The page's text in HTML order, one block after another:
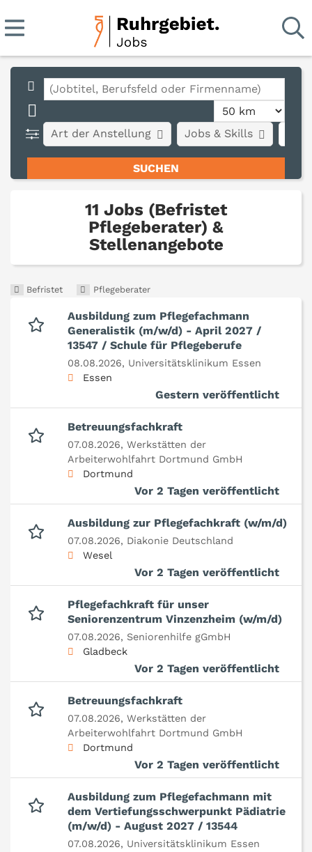
Art der Anstellung Jobs & Skills
11 Jobs (Befristet
Pflegeberater) &
Stellenangebote
Befristet Pflegeberater
Ausbildung zum Pflegefachmann
Generalistik (m/w/d) - April 2027 /
13547 / Schule für Pflegeberufe
08.08.2026, Universitätsklinikum Essen
Essen
Gestern veröffentlicht
Betreuungsfachkraft
07.08.2026, Werkstätten der
Arbeiterwohlfahrt Dortmund GmbH
Dortmund
Vor 2 Tagen veröffentlicht
Ausbildung zur Pflegefachkraft (w/m/d)
07.08.2026, Diakonie Deutschland
Wesel
Vor 2 Tagen veröffentlicht
Pflegefachkraft für unser
Seniorenzentrum Vinzenzheim (w/m/d)
07.08.2026, Seniorenhilfe gGmbH
Gladbeck
Vor 2 Tagen veröffentlicht
Betreuungsfachkraft
07.08.2026, Werkstätten der
Arbeiterwohlfahrt Dortmund GmbH
Dortmund
Vor 2 Tagen veröffentlicht
Ausbildung zum Pflegefachmann mit
dem Vertiefungsschwerpunkt Pädiatrie
(m/w/d) - August 2027 / 13544
07.08.2026, Universitätsklinikum Essen